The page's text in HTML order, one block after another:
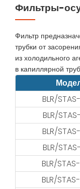
Фильтры-
Фильтр
трубки от
из холодильного
в капиллярной
BLR/
BLR/
BLR/
BLR/
BLR/
BLR/